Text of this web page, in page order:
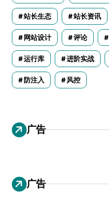
站长生态 站长资讯
网站设计 评论
运行库 进阶实战
防注入 风控
广告
广告